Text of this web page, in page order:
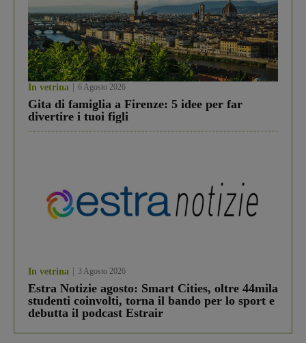
In vetrina 6 Agosto 2026
Gita di famiglia a Firenze: 5 idee per far
divertire i tuoi figli
In vetrina 3 Agosto 2026
Estra Notizie agosto: Smart Cities, oltre 44mila
studenti coinvolti, torna il bando per lo sport e
debutta il podcast Estrair